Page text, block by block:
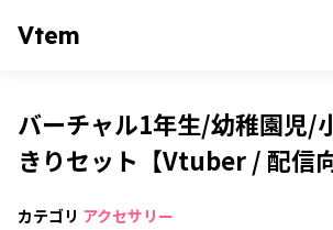
Vtem
バーチャル1年生/幼稚園児/
きりセット【Vtuber / 配信向
カテゴリ アクセサリー